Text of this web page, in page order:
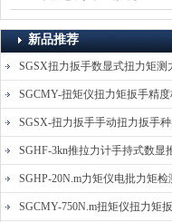
新品推荐
SGSX扭力扳手数显式扭力矩测
定扭矩检测扳手
SGCMY-扭矩仪扭力矩扳手精
动扳子扭矩校准仪
SGSX-扭力扳手手动扭力扳手
矩检测扳手价格
SGHF-3kn推拉力计手持式数显
忆数据拉压力测力计
SGHP-20N.m力矩仪电批力矩检
螺丝批扭力矩测试仪
SGCMY-750N.m扭矩仪扭力矩